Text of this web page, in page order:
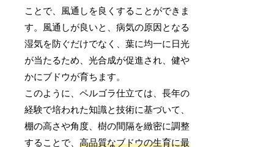
ことで、風通しを良くすることができま
す。風通しが良いと、病気の原因となる
湿気を防ぐだけでなく、葉に均一に日光
が当たるため、光合成が促進され、健や
かにブドウが育ちます。
このように、ペルゴラ仕立ては、長年の
経験で培われた知識と技術に基づいて、
棚の高さや角度、樹の間隔を緻密に調整
することで、高品質なブドウの生育に最